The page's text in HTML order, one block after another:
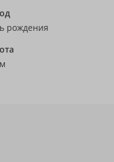
рождения